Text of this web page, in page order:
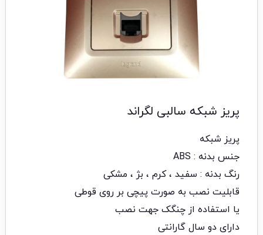
پریز شبکه سالبی لگراند
پریز شبکه
جنس بدنه : ABS
رنگ بدنه : سفید ، کرم ، بژ ، مشکی
قابلیت نصب به صورت پیچی بر روی قوطی
یا استفاده از چنگک جهت نصب
دارای دو سال گارانتی